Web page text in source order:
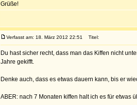
Grüße!
Verfasst am: 18. März 2012 22:51 Titel:
Du hast sicher recht, dass man das Kiffen nicht
Jahre gekifft.
Denke auch, dass es etwas dauern kann, bis er
ABER: nach 7 Monaten kiffen halt ich es für etwas